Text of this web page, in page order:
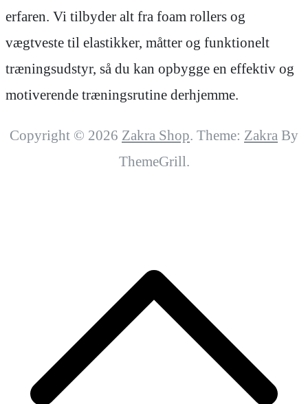
erfaren. Vi tilbyder alt fra foam rollers og
vægtveste til elastikker, måtter og funktionelt
træningsudstyr, så du kan opbygge en effektiv og
motiverende træningsrutine derhjemme.
Copyright © 2026 Zakra Shop. Theme: Zakra By
ThemeGrill.